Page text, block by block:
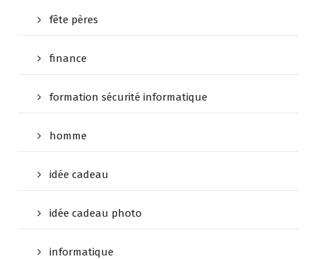
fête pères
finance
formation sécurité informatique
homme
idée cadeau
idée cadeau photo
informatique